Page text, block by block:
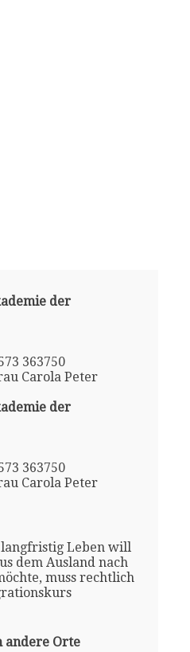
der
363750
Carola Peter
der
363750
Carola Peter
Leben will
dem Ausland nach
muss rechtlich
andere Orte